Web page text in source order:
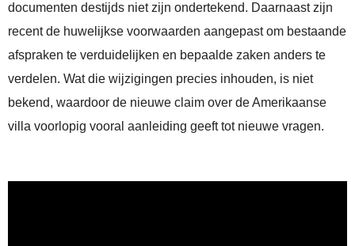
documenten destijds niet zijn ondertekend. Daarnaast zijn
recent de huwelijkse voorwaarden aangepast om bestaande
afspraken te verduidelijken en bepaalde zaken anders te
verdelen. Wat die wijzigingen precies inhouden, is niet
bekend, waardoor de nieuwe claim over de Amerikaanse
villa voorlopig vooral aanleiding geeft tot nieuwe vragen.